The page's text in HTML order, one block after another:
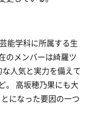
能学科に所属する生
のメンバーは綺羅ツ
人気と実力を備えて
。 高坂穂乃果にも大
になった要因の一つ